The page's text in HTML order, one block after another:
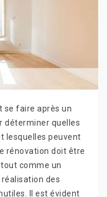
se faire après un
déterminer quelles
lesquelles peuvent
rénovation doit être
comme un
des
Il est évident